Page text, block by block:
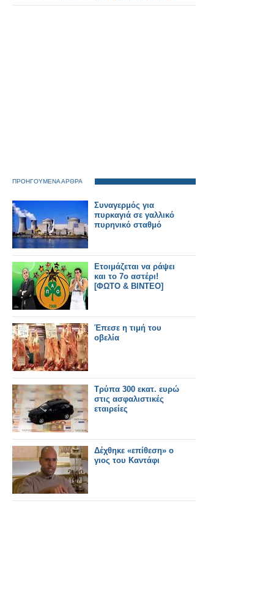
ΠΡΟΗΓΟΥΜΕΝΑ ΑΡΘΡΑ
Συναγερμός για
πυρκαγιά σε γαλλικό
πυρηνικό σταθμό
Ετοιμάζεται να ράψει
και το 7ο αστέρι!
[ΦΩΤΟ & ΒΙΝΤΕΟ]
Έπεσε η τιμή του
οβελία
Τρύπα 300 εκατ. ευρώ
στις ασφαλιστικές
εταιρείες
Δέχθηκε «επίθεση» ο
γιος του Καντάφι